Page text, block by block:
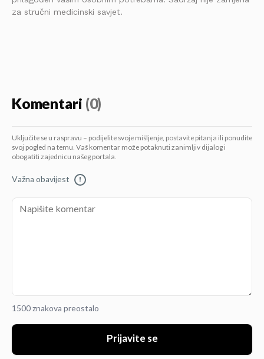
za stručni medicinski savjet.
Komentari (0)
Uključite se u raspravu – podijelite svoje mišljenje, postavite pitanja ili ponudite
svoj pogled na temu. Vaš komentar može potaknuti zanimljiv dijalog i
obogatiti zajednicu našeg portala.
Važna obavijest !
1500 znakova preostalo
Prijavite se